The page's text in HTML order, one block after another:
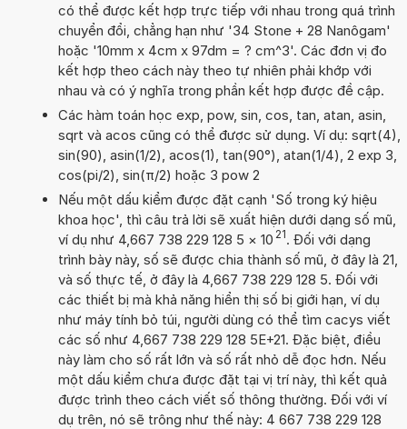
có thể được kết hợp trực tiếp với nhau trong quá trình
chuyển đổi, chẳng hạn như '34 Stone + 28 Nanôgam'
hoặc '10mm x 4cm x 97dm = ? cm^3'. Các đơn vị đo
kết hợp theo cách này theo tự nhiên phải khớp với
nhau và có ý nghĩa trong phần kết hợp được đề cập.
Các hàm toán học exp, pow, sin, cos, tan, atan, asin,
sqrt và acos cũng có thể được sử dụng. Ví dụ: sqrt(4),
sin(90), asin(1/2), acos(1), tan(90°), atan(1/4), 2 exp 3,
cos(pi/2), sin(π/2) hoặc 3 pow 2
Nếu một dấu kiểm được đặt cạnh 'Số trong ký hiệu
khoa học', thì câu trả lời sẽ xuất hiện dưới dạng số mũ,
ví dụ như 4,667 738 229 128 5 × 10 21. Đối với dạng
trình bày này, số sẽ được chia thành số mũ, ở đây là 21,
và số thực tế, ở đây là 4,667 738 229 128 5. Đối với
các thiết bị mà khả năng hiển thị số bị giới hạn, ví dụ
như máy tính bỏ túi, người dùng có thể tìm cacys viết
các số như 4,667 738 229 128 5E+21. Đặc biệt, điều
này làm cho số rất lớn và số rất nhỏ dễ đọc hơn. Nếu
một dấu kiểm chưa được đặt tại vị trí này, thì kết quả
được trình theo cách viết số thông thường. Đối với ví
dụ trên, nó sẽ trông như thế này: 4 667 738 229 128